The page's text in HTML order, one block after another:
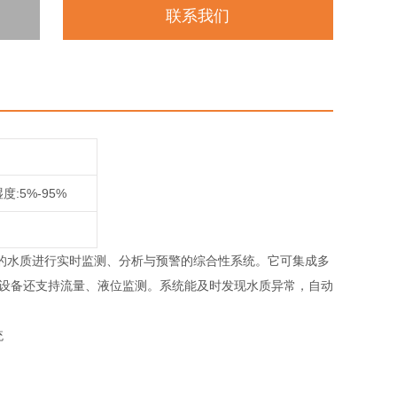
联系我们
度:5%-95%
质进行实时监测、分析与预警的综合性系统。它可集成多
备还支持流量、液位监测。系统能及时发现水质异常，自动